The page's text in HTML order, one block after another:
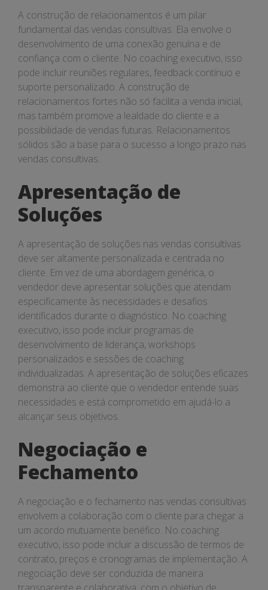
A construção de relacionamentos é um pilar
fundamental das vendas consultivas. Ela envolve o
desenvolvimento de uma conexão genuína e de
confiança com o cliente. No coaching executivo, isso
pode incluir reuniões regulares, feedback contínuo e
suporte personalizado. A construção de
relacionamentos fortes não só facilita a venda inicial,
mas também promove a lealdade do cliente e a
possibilidade de vendas futuras. Relacionamentos
sólidos são a base para o sucesso a longo prazo nas
vendas consultivas.
Apresentação de
Soluções
A apresentação de soluções nas vendas consultivas
deve ser altamente personalizada e centrada no
cliente. Em vez de uma abordagem genérica, o
vendedor deve apresentar soluções que atendam
especificamente às necessidades e desafios
identificados durante o diagnóstico. No coaching
executivo, isso pode incluir programas de
desenvolvimento de liderança, workshops
personalizados e sessões de coaching
individualizadas. A apresentação de soluções eficazes
demonstra ao cliente que o vendedor entende suas
necessidades e está comprometido em ajudá-lo a
alcançar seus objetivos.
Negociação e
Fechamento
A negociação e o fechamento nas vendas consultivas
envolvem a colaboração com o cliente para chegar a
um acordo mutuamente benéfico. No coaching
executivo, isso pode incluir a discussão de termos de
contrato, preços e cronogramas de implementação. A
negociação deve ser conduzida de maneira